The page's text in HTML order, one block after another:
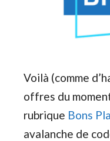
Voilà (comme
offres du
rubrique Bons
avalanche de